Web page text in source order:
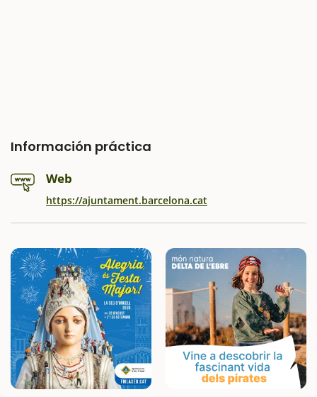
Información práctica
Web
https://ajuntament.barcelona.cat